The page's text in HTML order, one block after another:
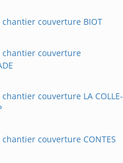
chantier couverture BIOT
chantier couverture
couverture LA COLLE-
couverture CONTES